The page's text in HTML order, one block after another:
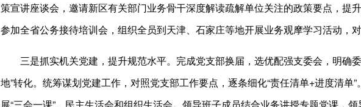
策宣讲座谈会，邀请新区有关部门业务骨干深度解读疏解单位关注的政策要点，提
参加全省公务接待培训会，组织全员到天津、石家庄等地开展业务观摩学习活动，对
三是抓实机关党建，提升规范水平。完成党支部换届，选优配强支委会，明确
地”转化。统筹谋划党建工作，对照党支部工作要点，逐条细化“责任清单+进度清